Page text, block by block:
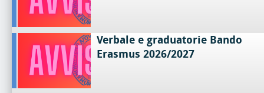
Verbale e graduatorie Bando
Erasmus 2026/2027